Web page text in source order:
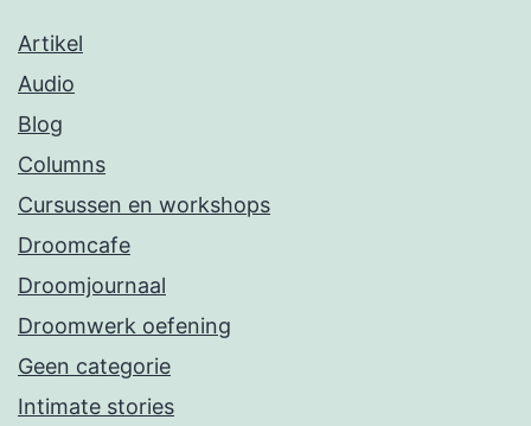
Artikel
Audio
Blog
Columns
Cursussen en workshops
Droomcafe
Droomjournaal
Droomwerk oefening
Geen categorie
Intimate stories